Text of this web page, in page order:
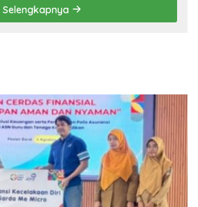
Selengkapnya